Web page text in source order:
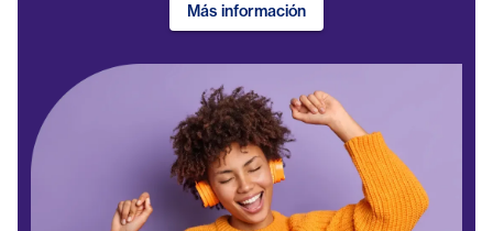
Más información